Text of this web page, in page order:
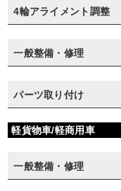
4輪アライメント調整
一般整備・修理
パーツ取り付け
軽貨物車/軽商用車
一般整備・修理